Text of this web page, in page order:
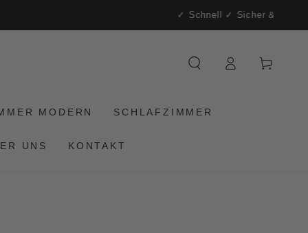
MODERN SCHLAFZIMMER
UNS KONTAKT
EinloggenWarenkorb